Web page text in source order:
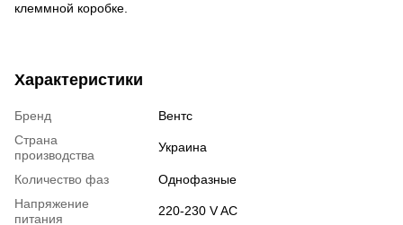
клеммной коробке.
Характеристики
Бренд
Вентс
Страна
производства
Украина
Количество фаз
Однофазные
Напряжение
питания
220-230 V AC